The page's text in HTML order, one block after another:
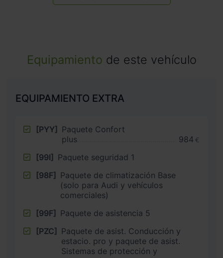
Equipamiento de este vehículo
EQUIPAMIENTO EXTRA
[PYY] Paquete Confort
plus
984 €
[99I] Paquete seguridad 1
[98F] Paquete de climatización Base
(solo para Audi y vehículos
comerciales)
[99F] Paquete de asistencia 5
[PZC] Paquete de asist. Conducción y
estacio. pro y paquete de asist.
Sistemas de protección y